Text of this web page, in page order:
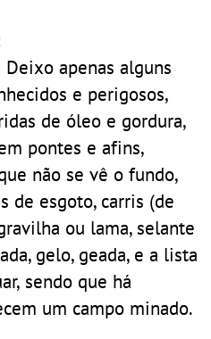
apenas alguns
e perigosos,
de óleo e gordura,
pontes e afins,
não se vê o fundo,
de esgoto, carris (de
ou lama, selante
gelo, geada, e a lista
sendo que há
um campo minado.